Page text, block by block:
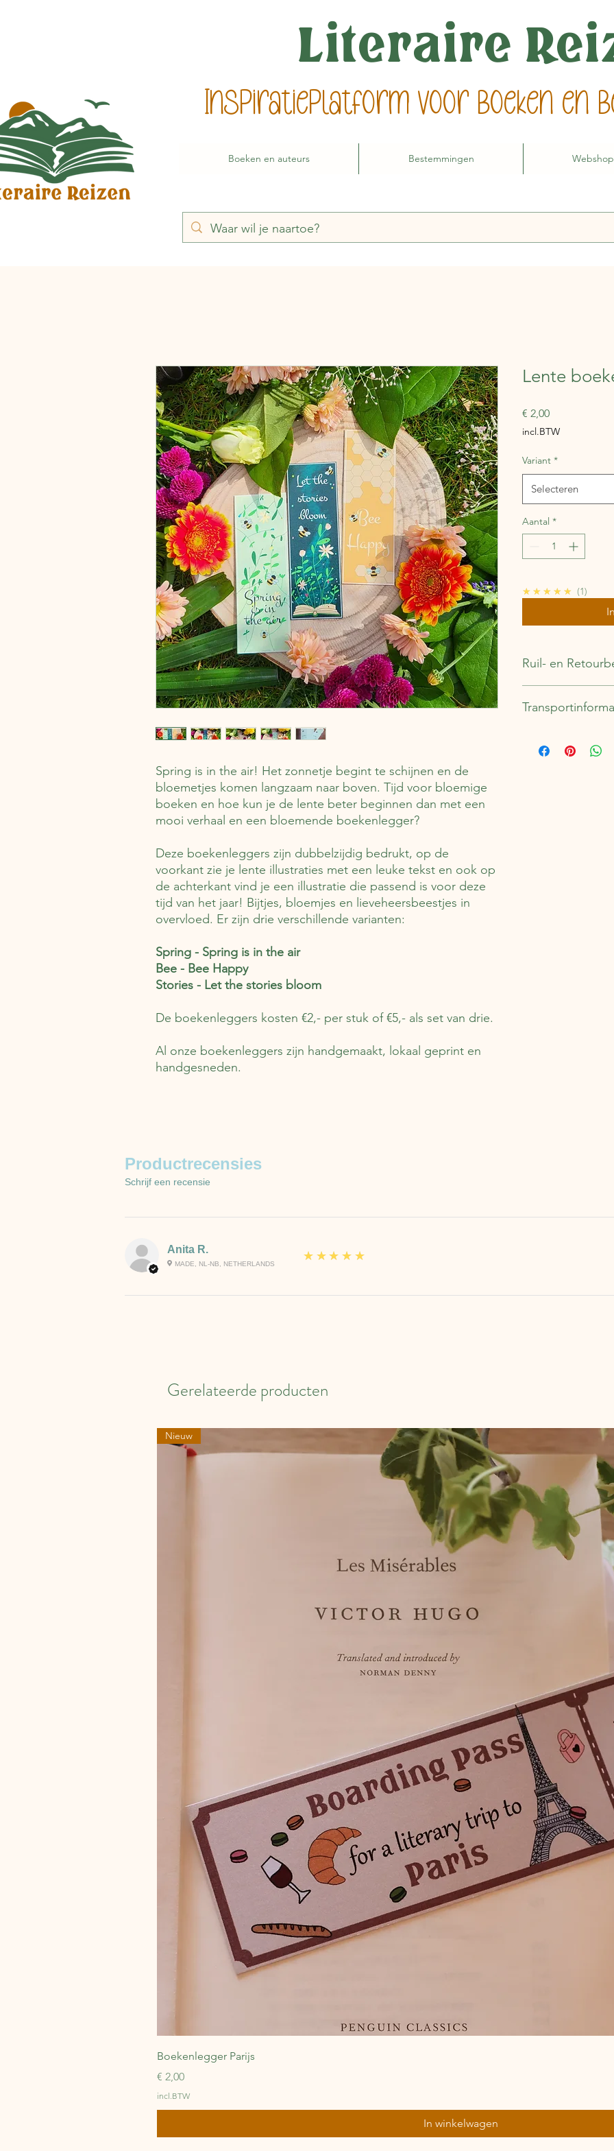
Literaire
Inspiratieplatform voor boeken en
Boeken en auteurs Bestemmingen Webshop
Spring is in the air! Het zonnetje begint te schijnen en de
bloemetjes komen langzaam naar boven. Tijd voor bloemige
boeken en hoe kun je de lente beter beginnen dan met een
mooi verhaal en een bloemende boekenlegger?
Deze boekenleggers zijn dubbelzijdig bedrukt, op de
voorkant zie je lente illustraties met een leuke tekst en ook op
de achterkant vind je een illustratie die passend is voor deze
tijd van het jaar! Bijtjes, bloemjes en lieveheersbeestjes in
overvloed. Er zijn drie verschillende varianten:
Spring - Spring is in the air
Bee - Bee Happy
Stories - Let the stories bloom
De boekenleggers kosten €2,- per stuk of €5,- als set van drie.
Al onze boekenleggers zijn handgemaakt, lokaal geprint en
handgesneden.
Lente
€ 2,00Prijs
incl.BTW
Variant *
Selecteren
Aantal *
★★★★★ 5.0
1
Ruil- en
Verzend- en
PostNL.
Productrecensies
Schrijf een recensie
Anita R.
MADE, NL-NB, NETHERLANDS
5
★★★★★
Gerelateerde producten
Nieuw
Boekenlegger Parijs
Prijs
€ 2,00
incl.BTW
In winkelwagen